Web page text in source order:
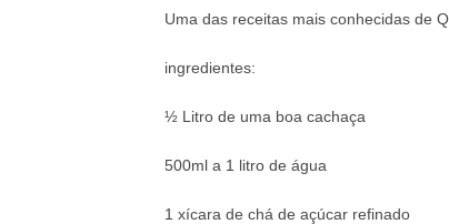
Uma das receitas mais conhecidas de
ingredientes:
½ Litro de uma boa cachaça
500ml a 1 litro de água
1 xícara de chá de açúcar refinado